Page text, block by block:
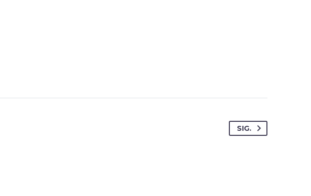
de Vaudit. Se informaron muy bien sobre la
SIG.